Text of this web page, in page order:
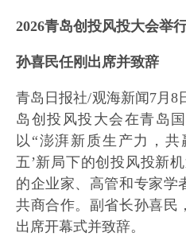
2026青岛创投风投大会举
孙喜民任刚出席并致辞
青岛日报社/观海新闻7月8
岛创投风投大会在青岛
以“澎湃新质生产力，
五’新局下的创投风投新
的企业家、高管和专家学
共商合作。副省长孙喜民
出席开幕式并致辞。